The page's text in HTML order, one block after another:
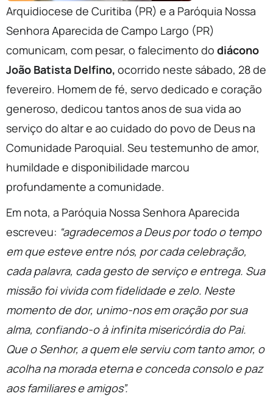
Arquidiocese de Curitiba (PR) e a Paróquia Nossa
Senhora Aparecida de Campo Largo (PR)
comunicam, com pesar, o falecimento do diácono
João Batista Delfino, ocorrido neste sábado, 28 de
fevereiro. Homem de fé, servo dedicado e coração
generoso, dedicou tantos anos de sua vida ao
serviço do altar e ao cuidado do povo de Deus na
Comunidade Paroquial. Seu testemunho de amor,
humildade e disponibilidade marcou
profundamente a comunidade.
Em nota, a Paróquia Nossa Senhora Aparecida
escreveu: “agradecemos a Deus por todo o tempo
em que esteve entre nós, por cada celebração,
cada palavra, cada gesto de serviço e entrega. Sua
missão foi vivida com fidelidade e zelo. Neste
momento de dor, unimo-nos em oração por sua
alma, confiando-o à infinita misericórdia do Pai.
Que o Senhor, a quem ele serviu com tanto amor, o
acolha na morada eterna e conceda consolo e paz
aos familiares e amigos”.